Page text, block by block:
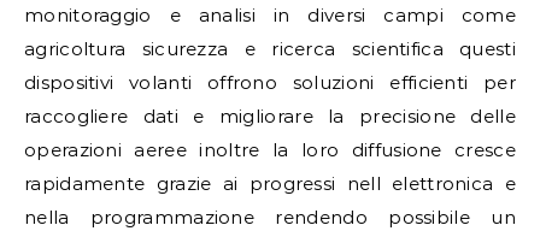
monitoraggio e analisi in diversi campi come
agricoltura sicurezza e ricerca scientifica questi
dispositivi volanti offrono soluzioni efficienti per
raccogliere dati e migliorare la precisione delle
operazioni aeree inoltre la loro diffusione cresce
rapidamente grazie ai progressi nell elettronica e
nella programmazione rendendo possibile un